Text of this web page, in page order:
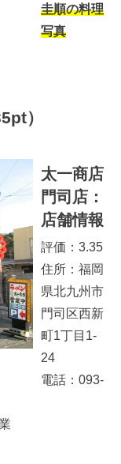
圭順の料理
写真
）
太一商店
門司店：
店舗情報
評価：3.35
住所：福岡
県北九州市
門司区西新
町1丁目1-
24
電話：093-